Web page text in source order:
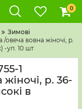
0
Зимові
вовна жіночі, р.
-уп. 10 шт
1
р. 36-
в